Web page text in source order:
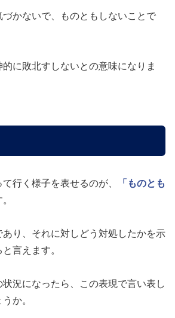
づかないで、ものともしないことで
的に敗北すしないとの意味になりま
行く様子を表せるのが、
「ものとも
り、それに対しどう対処したかを示
言えます。
状況になったら、この表現で言い表し
か。